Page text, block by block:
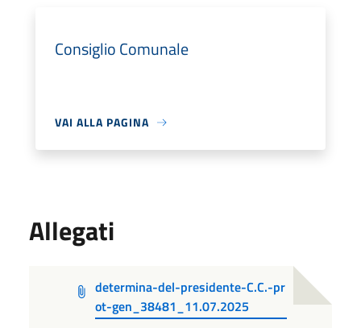
Consiglio Comunale
VAI ALLA PAGINA
Allegati
determina-del-presidente-C.C.-pr
ot-gen_38481_11.07.2025